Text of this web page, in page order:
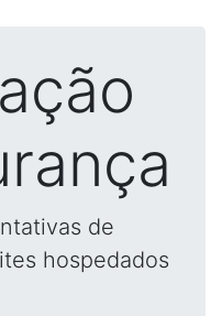
de
hospedados